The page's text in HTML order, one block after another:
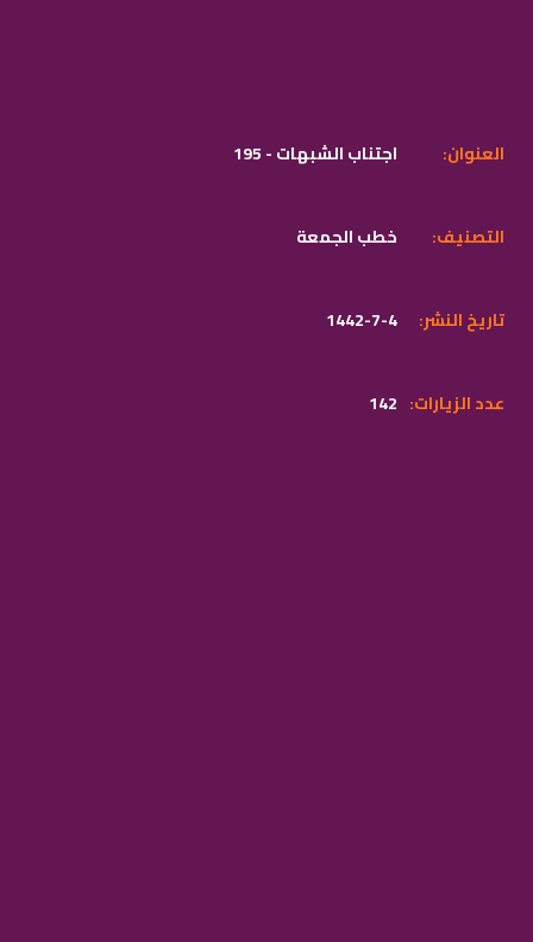
195 - اجتناب الشبهات :العنوان
خطب الجمعة :التصنيف
1442-7-4 :تاريخ النشر
142 :عدد الزيارات